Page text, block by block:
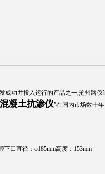
成功并投入运行的产品之一,沧州路仪
混凝土抗渗仪”在国内市场数十年
口直径：φ185mm高度：153mm